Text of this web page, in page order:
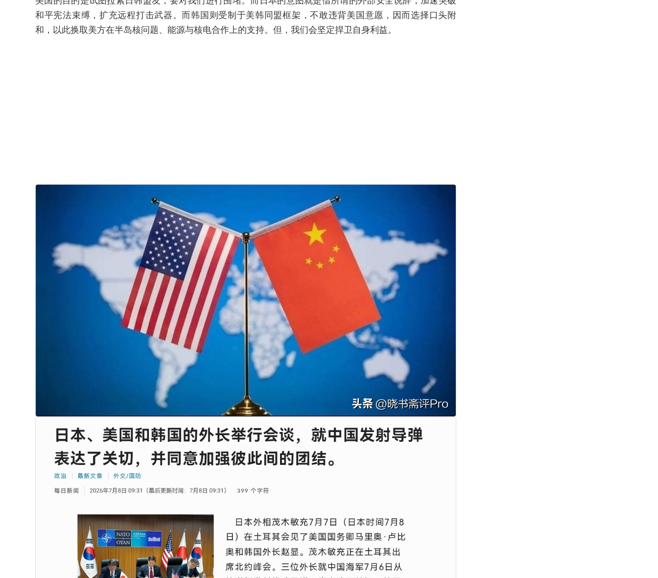
和平宪法束缚，扩充远程打击武器。而韩国则受制于美韩同盟框架，不敢违背美国意愿，因而选择口头附
和，以此换取美方在半岛核问题、能源与核电合作上的支持。但，我们会坚定捍卫自身利益。